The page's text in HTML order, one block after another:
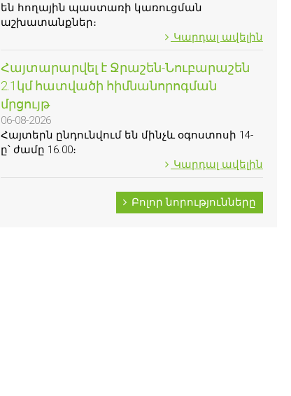
են հողային պաստառի կառուցման
աշխատանքներ։
Կարդալ ավելին
Հայտարարվել է Ջրաշեն-Նուբարաշեն
2.1կմ հատվածի հիմնանորոգման
մրցույթ
06-08-2026
Հայտերն ընդունվում են մինչև օգոստոսի 14-
ը՝ ժամը 16.00։
Կարդալ ավելին
Բոլոր նորությունները